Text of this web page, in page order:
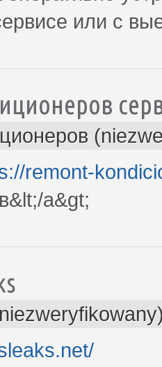
или с
remont-
a&gt;